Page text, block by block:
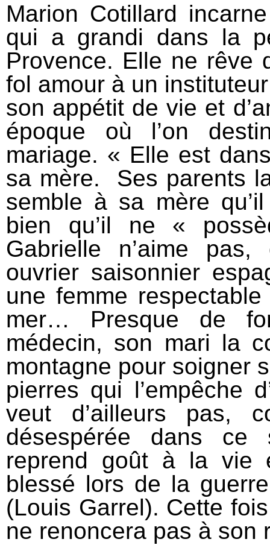
Marion Cotillard
qui a grandi dans la
Provence. Elle ne rêve
fol amour à un
son appétit de vie et
époque où l’on
mariage. « Elle est
sa mère. Ses parents
semble à sa mère
bien qu’il ne «
Gabrielle n’aime
ouvrier saisonnier
une femme
mer… Presque de
médecin, son mari la
montagne pour soigner
pierres qui l’empêche
veut d’ailleurs pas,
désespérée dans ce
reprend goût à la vie
blessé lors de la
(Louis Garrel). Cette
ne renoncera pas à son